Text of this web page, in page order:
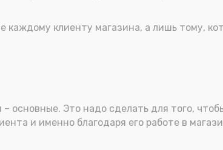
каждому клиенту магазина, а лишь тому,
основные. Это надо сделать для того,
и именно благодаря его работе в